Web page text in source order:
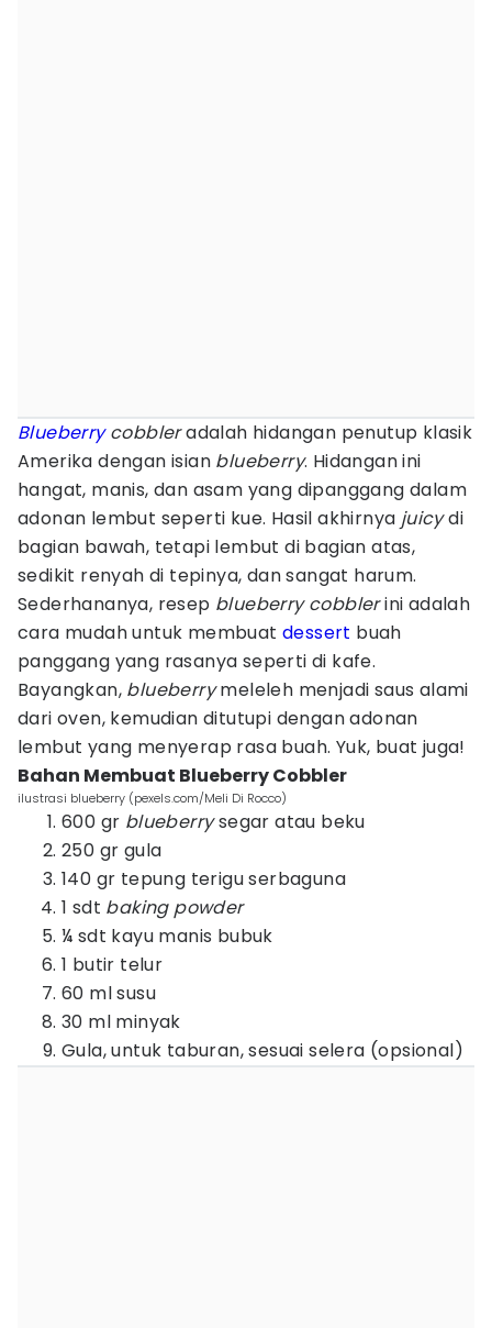
Blueberrycobbleradalah hidangan penutup klasik
Amerika dengan isian blueberry. Hidangan ini
hangat, manis, dan asam yang dipanggang dalam
adonan lembut seperti kue. Hasil akhirnya juicydi
bagian bawah, tetapi lembut di bagian atas,
sedikit renyah di tepinya, dan sangat harum.
Sederhananya, resep blueberry cobblerini adalah
cara mudah untuk membuat dessert buah
panggang yang rasanya seperti di kafe.
Bayangkan, blueberrymeleleh menjadi saus alami
dari oven, kemudian ditutupi dengan adonan
lembut yang menyerap rasa buah. Yuk, buat juga!
Bahan Membuat Blueberry Cobbler
ilustrasi blueberry (pexels.com/Meli Di Rocco)
600 gr blueberrysegar atau beku
250 gr gula
140 gr tepung terigu serbaguna
1 sdt baking powder
¼ sdt kayu manis bubuk
1 butir telur
60 ml susu
30 ml minyak
Gula, untuk taburan, sesuai selera (opsional)